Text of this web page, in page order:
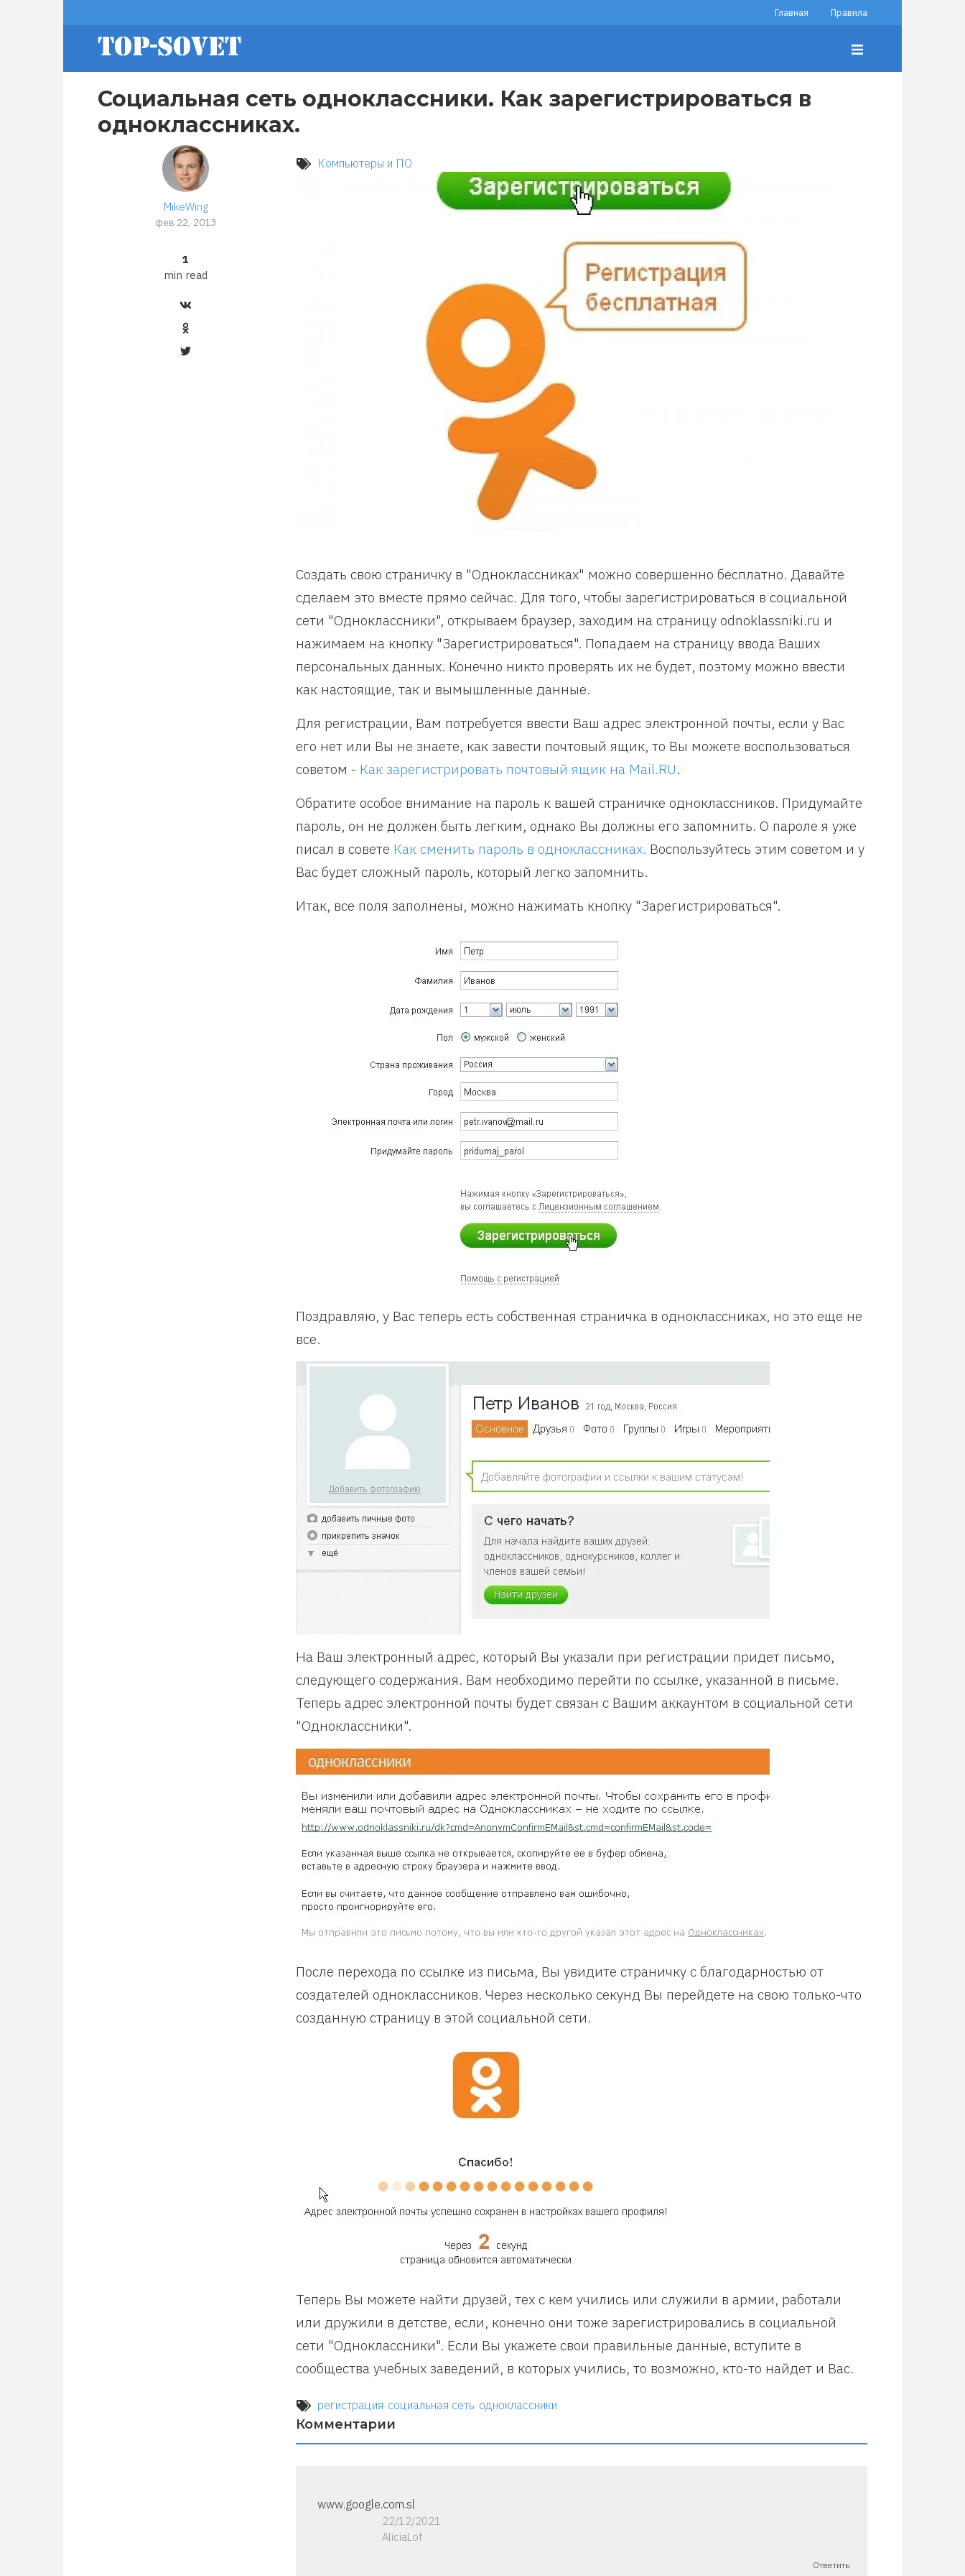
footer
menu
Главная Правила
Социальная сеть одноклассники. Как зарегистрироваться в
одноклассниках.
MikeWing
фев 22, 2013
1
min read
Компьютеры и ПО
Создать свою страничку в "Одноклассниках" можно совершенно бесплатно. Давайте
сделаем это вместе прямо сейчас. Для того, чтобы зарегистрироваться в социальной
сети "Одноклассники", открываем браузер, заходим на страницу odnoklassniki.ru и
нажимаем на кнопку "Зарегистрироваться". Попадаем на страницу ввода Ваших
персональных данных. Конечно никто проверять их не будет, поэтому можно ввести
как настоящие, так и вымышленные данные.
Для регистрации, Вам потребуется ввести Ваш адрес электронной почты, если у Вас
его нет или Вы не знаете, как завести почтовый ящик, то Вы можете воспользоваться
советом - Как зарегистрировать почтовый ящик на Mail.RU.
Обратите особое внимание на пароль к вашей страничке одноклассников. Придумайте
пароль, он не должен быть легким, однако Вы должны его запомнить. О пароле я уже
писал в совете Как сменить пароль в одноклассниках. Воспользуйтесь этим советом и у
Вас будет сложный пароль, который легко запомнить.
Итак, все поля заполнены, можно нажимать кнопку "Зарегистрироваться".
Поздравляю, у Вас теперь есть собственная страничка в одноклассниках, но это еще не
все.
На Ваш электронный адрес, который Вы указали при регистрации придет письмо,
следующего содержания. Вам необходимо перейти по ссылке, указанной в письме.
Теперь адрес электронной почты будет связан с Вашим аккаунтом в социальной сети
"Одноклассники".
После перехода по ссылке из письма, Вы увидите страничку с благодарностью от
создателей одноклассников. Через несколько секунд Вы перейдете на свою только-что
созданную страницу в этой социальной сети.
Теперь Вы можете найти друзей, тех с кем учились или служили в армии, работали
или дружили в детстве, если, конечно они тоже зарегистрировались в социальной
сети "Одноклассники". Если Вы укажете свои правильные данные, вступите в
сообщества учебных заведений, в которых учились, то возможно, кто-то найдет и Вас.
регистрация социальная сеть одноклассники
Комментарии
www.google.com.sl
22/12/2021
AliciaLof
Ответить